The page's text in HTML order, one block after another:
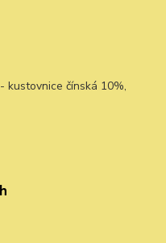
kustovnice čínská 10%,